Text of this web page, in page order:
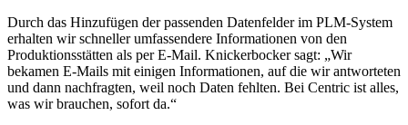
Durch das Hinzufügen der passenden Datenfelder im PLM-System
erhalten wir schneller umfassendere Informationen von den
Produktionsstätten als per E-Mail. Knickerbocker sagt: „Wir
bekamen E-Mails mit einigen Informationen, auf die wir antworteten
und dann nachfragten, weil noch Daten fehlten. Bei Centric ist alles,
was wir brauchen, sofort da.“